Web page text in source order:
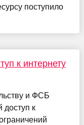
поступило
к интернету
и ФСБ
доступ к